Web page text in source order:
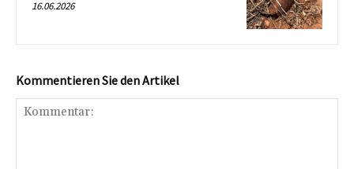
16.06.2026
Kommentieren Sie den Artikel